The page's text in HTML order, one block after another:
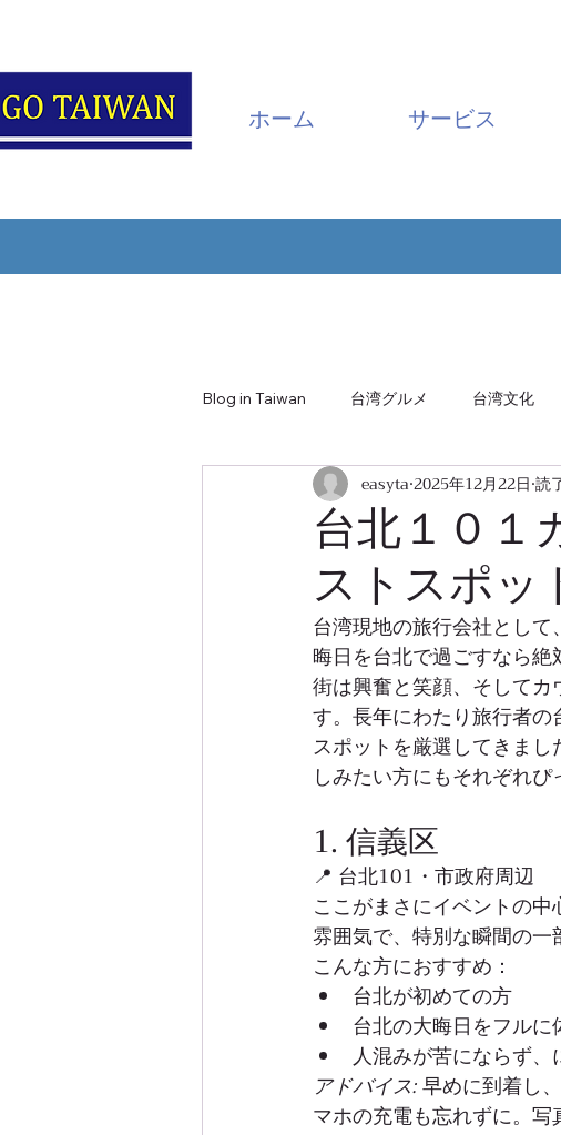
ホーム サービス
Blog in Taiwan 台湾グルメ 台湾文化
南投・日月潭 嘉義・阿里山
台北１０１
ストスポッ
easyta 2025年12月22日 読
台湾現地の旅行会社とし
晦日を台北で過ごすなら
街は興奮と笑顔、そして
す。長年にわたり旅行者
スポットを厳選してきま
しみたい方にもそれぞれぴ
1. 信義区
📍 台北101・市政府周辺
ここがまさにイベントの
雰囲気で、特別な瞬間の一
こんな方におすすめ：
台北が初めての方
台北の大晦日をフルに
人混みが苦にならず
アドバイス: 早めに到着し
マホの充電も忘れずに。写